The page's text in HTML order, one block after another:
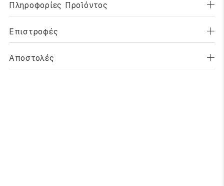
Πληροφορίες Προϊόντος
Επιστροφές
Αποστολές